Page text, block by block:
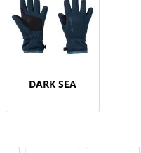
DARK SEA